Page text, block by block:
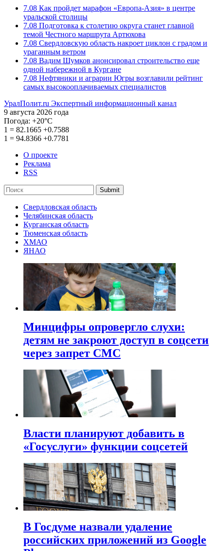
7.08 Как пройдет марафон «Европа-Азия» в центре
уральской столицы
7.08 Подготовка к столетию округа станет главной
темой Честного маршрута Артюхова
7.08 Свердловскую область накроет циклон с градом и
ураганным ветром
7.08 Вадим Шумков анонсировал строительство еще
одной набережной в Кургане
7.08 Нефтяники и аграрии Югры возглавили рейтинг
самых высокооплачиваемых специалистов
УралПолит.ru Экспертный информационный канал
9 августа 2026 года
Погода: +20°С
1 = 82.1665 +0.7588
1 = 94.8366 +0.7781
О проекте
Реклама
RSS
Submit
Свердловская область
Челябинская область
Курганская область
Тюменская область
ХМАО
ЯНАО
Минцифры опровергло слухи:
детям не закроют доступ в соцсети
через запрет СМС
Власти планируют добавить в
«Госуслуги» функции соцсетей
В Госдуме назвали удаление
российских приложений из Google